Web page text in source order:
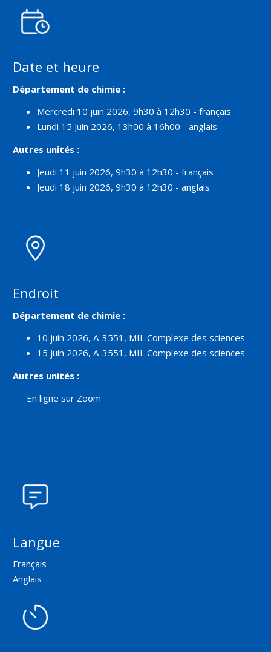
Date et heure
Département de chimie :
Mercredi 10 juin 2026, 9h30 à 12h30 - français
Lundi 15 juin 2026, 13h00 à 16h00 - anglais
Autres unités :
Jeudi 11 juin 2026, 9h30 à 12h30 - français
Jeudi 18 juin 2026, 9h30 à 12h30 - anglais
Endroit
Département de chimie :
10 juin 2026, A-3551, MIL Complexe des sciences
15 juin 2026, A-3551, MIL Complexe des sciences
Autres unités :
En ligne sur Zoom
Langue
Français
Anglais